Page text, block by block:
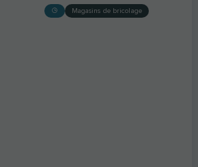
Magasins de bricolage